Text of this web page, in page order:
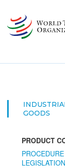
main
content
GOODS
PRODUCT
PROCEDURE